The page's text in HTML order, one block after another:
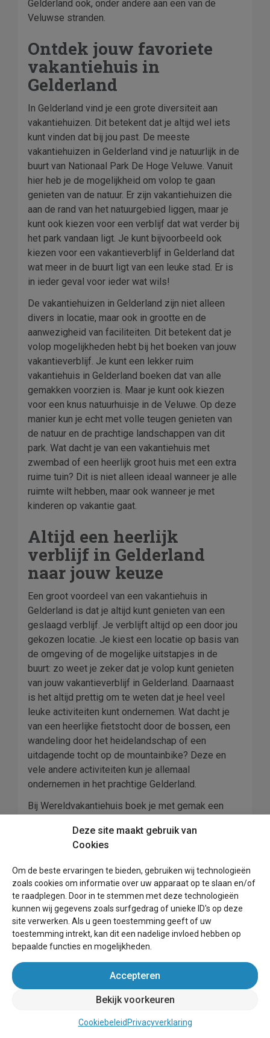
Gelderland ook, onder andere aan een van de
Veluwse stranden.
Ontdek jouw favoriete
vakantiehuis in
Gelderland
In Gelderland vind je een grote diversiteit aan
vakantiehuizen. Dit betekent dat je altijd wel iets
kunt vinden dat bij jou past. De meeste
vakantiehuizen in Gelderland vind je natuurlijk in de
buurt van Nationaal Park De Hoge Veluwe. Vanuit
hier heb je de mogelijkheid om volop te gaan
genieten van de natuur. Er zijn vakantiehuizen die
aan de rand van het natuurgebied liggen, maar je
kunt ook kiezen voor een verblijf dat wat verder bij
het park vandaan ligt. Je kunt bijvoorbeeld ook
kiezen voor een vakantieverblijf in Gelderland dat
wat meer in de buurt ligt van een leuke stad. Er is
in ieder geval voor ieder wat wils!
De vakantiehuizen in Gelderland zijn niet alleen
divers in locatie, maar ook in grootte en de
aanwezigheid van faciliteiten. Dit betekent dat je
volop mogelijkheden hebt bij het boeken van jouw
vakantieverblijf. Je kunt een lekker ruim
vakantiehuis in Gelderland boeken dat van alle
gemakken voorzien is. Maar je kunt ook kiezen
voor een knus natuurhuisje in de Veluwe. Op deze
manier kun je echt met volle teugen genieten van
de natuur en de prachtige landschappen van dit
park. Wat dacht je van een vakantiehuis met
zwembad of een heerlijk groot huis met een extra
ruime tuin? Dit is niet alleen ideaal wanneer je alle
ruimte wilt hebben, maar ook wanneer je met
kinderen op vakantie gaat.
Altijd een heerlijk
verblijf in Gelderland
naar jouw keuze
Een groot voordeel van een vakantiehuis in
Gelderland is dat je altijd kunt genieten van een
geslaagd verblijf. Je verblijft altijd op een door jou
gekozen locatie. Je kiest een locatie op basis van
de omgeving of de mogelijke uitstapjes in de
buurt: zo weet je zeker dat je volop kunt genieten
van jouw vakantieverblijf in Gelderland. Daarnaast
is het altijd prettig om te weten dat je heel veel
leuke activiteiten kunt ondernemen. Wat dacht je
van een heerlijke fietstocht door de bossen, een
wandeling door het heidelandschap of een
uitdagende tocht op de mountainbike? Deze en
vele andere activiteiten kun je allemaal
ondernemen in het prachtige Gelderland.
Bij Wereldvakantiehuis boek je met gemak een
nu opzoek bent naar een groots vakantiehuis op de
Veluwe of een knus huisje in de buurt van een
altijd een geschikte accommodatie. Hier kun jij
volop gaan genieten van jouw welverdiende
vakantie. Kijk naar het ruime aanbod van
vakantiehuizen in Gelderland en ontdek jouw
favoriete verblijf voor jouw volgende vakantie. Met
de filters kun je gemakkelijk en snel een
vakantiehuis in Gelderland vinden dat helemaal aan
jouw wensen voldoet.
Vakantiehuisje in
Gelderland huren.
Deze site maakt gebruik van
Cookies
Om de beste ervaringen te bieden, gebruiken wij technologieën
zoals cookies om informatie over uw apparaat op te slaan en/of
te raadplegen. Door in te stemmen met deze technologieën
kunnen wij gegevens zoals surfgedrag of unieke ID's op deze
site verwerken. Als u geen toestemming geeft of uw
toestemming intrekt, kan dit een nadelige invloed hebben op
bepaalde functies en mogelijkheden.
Accepteren
Bekijk voorkeuren
Cookiebeleid Privacyverklaring